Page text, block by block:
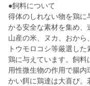
●飼料について
得体のしれない物を鶏
かる安全な素材を集め、
山産の米、ヌカ、おか
トウモロコシ等厳選し
鶏に与えています。飼
用性微生物の作用で腸
かい餌に鶏達は大喜び